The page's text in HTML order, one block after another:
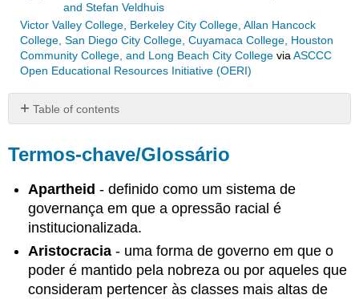
and Stefan Veldhuis
Victor Valley College, Berkeley City College, Allan Hancock
College, San Diego City College, Cuyamaca College, Houston
Community College, and Long Beach City Collegevia ASCCC
Open Educational Resources Initiative (OERI)
Table of contents
chave/Glossário
Seção
#4
.1:
O
que
é
democracia?
Termos-chave/Glossário
Apartheid - definido como um sistema de
governança em que a opressão racial é
institucionalizada.
Aristocracia - uma forma de governo em que o
poder é mantido pela nobreza ou por aqueles que
consideram pertencer às classes mais altas de